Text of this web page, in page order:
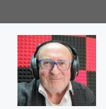
al
contenuto